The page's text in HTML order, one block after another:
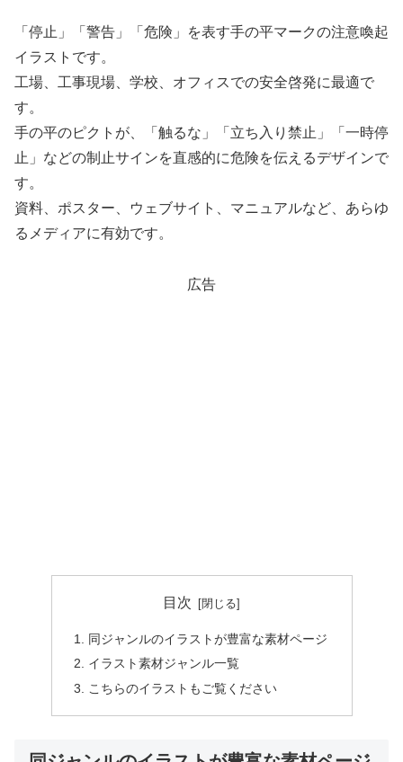
「停止」「警告」「危険」を表す手の平マークの注意喚起
イラストです。
工場、工事現場、学校、オフィスでの安全啓発に最適で
す。
手の平のピクトが、「触るな」「立ち入り禁止」「一時停
止」などの制止サインを直感的に危険を伝えるデザインで
す。
資料、ポスター、ウェブサイト、マニュアルなど、あらゆ
るメディアに有効です。
広告
目次
同ジャンルのイラストが豊富な素材ページ
イラスト素材ジャンル一覧
こちらのイラストもご覧ください